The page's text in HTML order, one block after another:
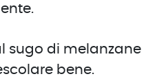
sugo di melanzane
bene.